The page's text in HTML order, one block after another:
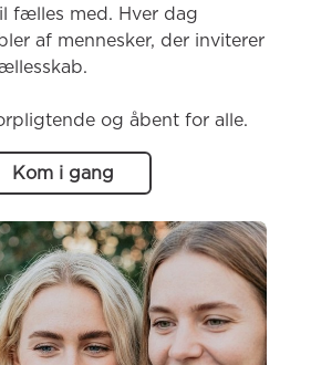
fælles med. Hver dag
af mennesker, der inviterer
og åbent for alle.
Kom i gang